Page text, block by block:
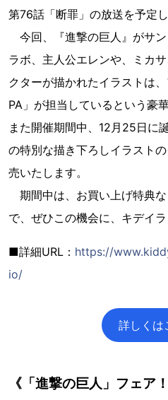
第76話「断罪」の放送を予定し
今回、『進撃の巨人』がサ
ラボ、主人公エレンや、ミカ
クターが描かれたイラストは
PA」が担当しているという豪華
また開催期間中、12月25日に
の特別な描き下ろしイラスト
売いたします。
期間中は、お買い上げ特典
で、ぜひこの機会に、キデイ
■詳細URL： https://
io/
詳しくは
《「進撃の巨人」フェア